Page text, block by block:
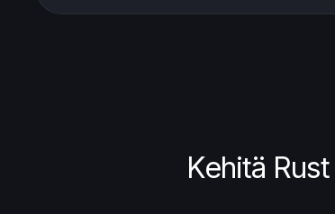
Kehitä